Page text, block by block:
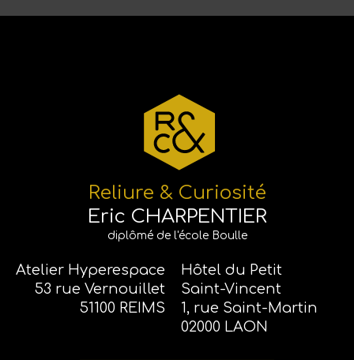
Reliure & Curiosité
Eric CHARPENTIER
diplômé de l'école Boulle
Atelier Hyperespace
53 rue Vernouillet
51100 REIMS
Hôtel du Petit
Saint-Vincent
1, rue Saint-Martin
02000 LAON